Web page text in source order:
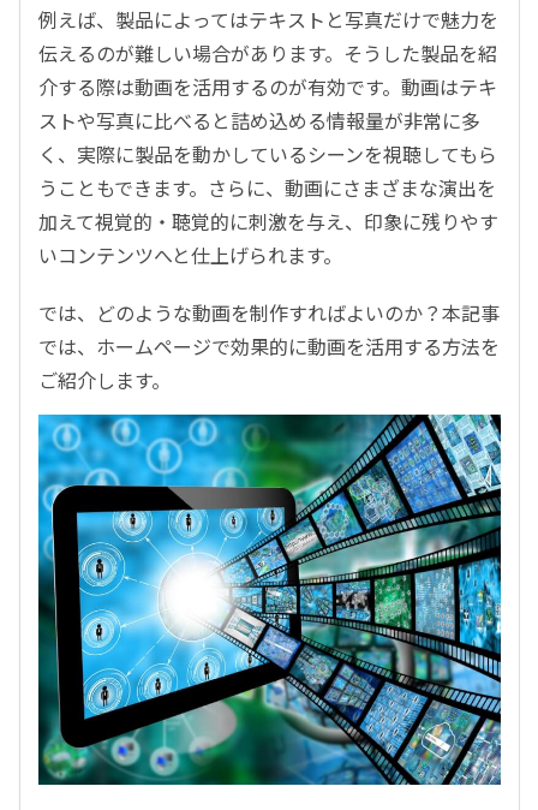
例えば、製品によってはテキストと写真だけで魅力を
伝えるのが難しい場合があります。そうした製品を紹
介する際は動画を活用するのが有効です。動画はテキ
ストや写真に比べると詰め込める情報量が非常に多
く、実際に製品を動かしているシーンを視聴してもら
うこともできます。さらに、動画にさまざまな演出を
加えて視覚的・聴覚的に刺激を与え、印象に残りやす
いコンテンツへと仕上げられます。
では、どのような動画を制作すればよいのか？本記事
では、ホームページで効果的に動画を活用する方法を
ご紹介します。